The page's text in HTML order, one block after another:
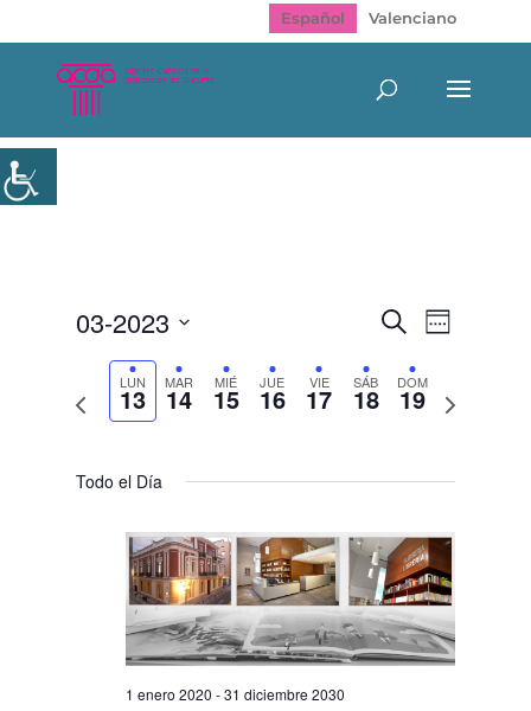
Español Valenciano
Navegación
de
búsqueda
y
vistas
Buscar
de
Evento
Semana
03-2023
Semana
anterior
LUN
13 MAR
14 MIÉ
15 JUE
16 VIE
17 SÁB
18 DOM
19
Semana
Todo el Día
1 enero 2020 -31 diciembre 2030